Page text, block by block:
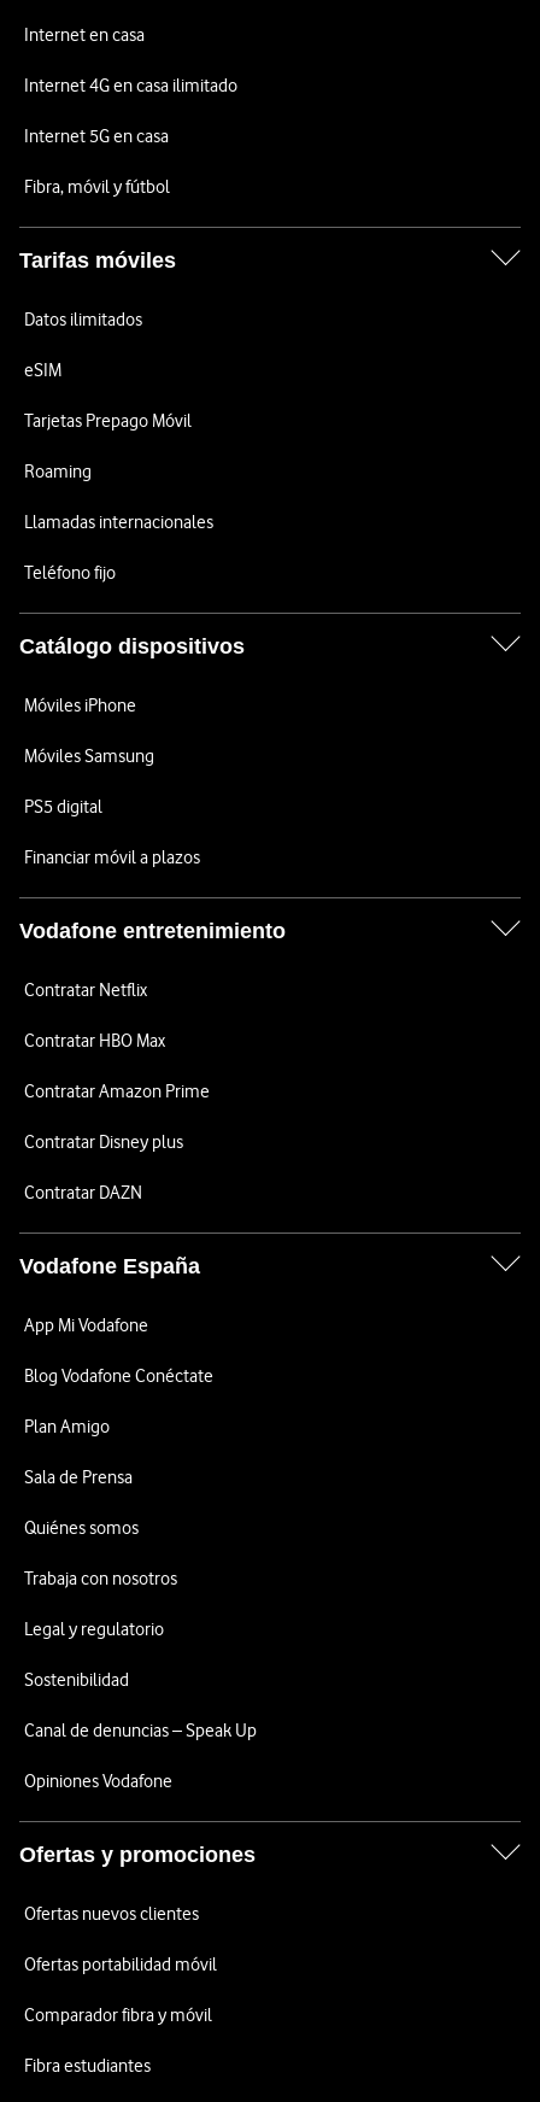
Internet en casa
Internet 4G en casa ilimitado
Internet 5G en casa
Fibra, móvil y fútbol
Tarifas móviles
Datos ilimitados
eSIM
Tarjetas Prepago Móvil
Roaming
Llamadas internacionales
Teléfono fijo
Catálogo dispositivos
Móviles iPhone
Móviles Samsung
PS5 digital
Financiar móvil a plazos
Vodafone entretenimiento
Contratar Netflix
Contratar HBO Max
Contratar Amazon Prime
Contratar Disney plus
Contratar DAZN
Vodafone España
App Mi Vodafone
Blog Vodafone Conéctate
Plan Amigo
Sala de Prensa
Quiénes somos
Trabaja con nosotros
Legal y regulatorio
Sostenibilidad
Canal de denuncias – Speak Up
Opiniones Vodafone
Ofertas y promociones
Ofertas nuevos clientes
Ofertas portabilidad móvil
Comparador fibra y móvil
Fibra estudiantes